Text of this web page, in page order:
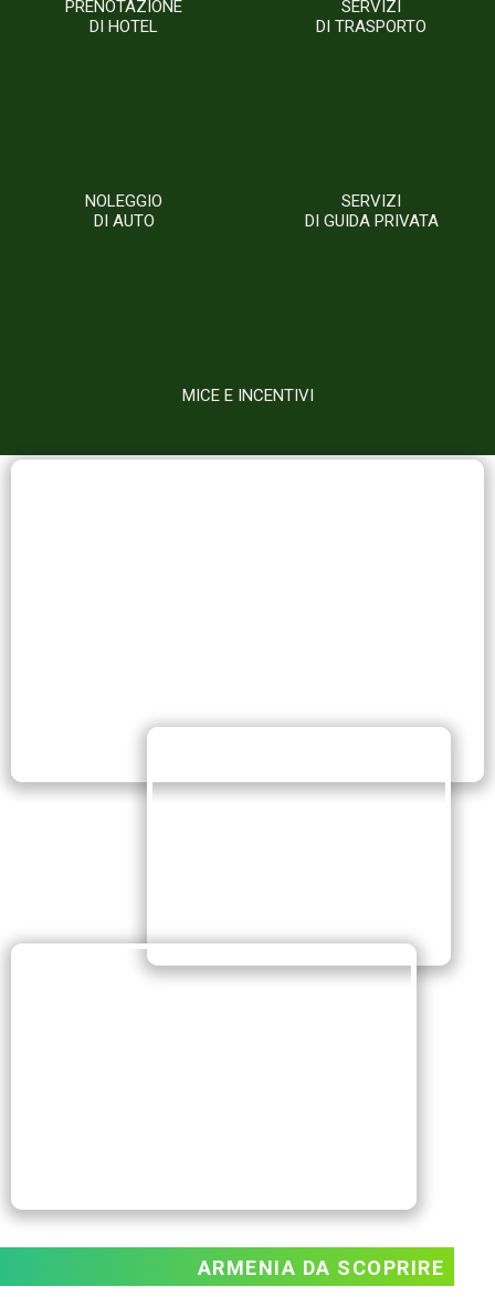
PRENOTAZIONE
DI HOTEL
SERVIZI
DI TRASPORTO
NOLEGGIO
DI AUTO
SERVIZI
DI GUIDA PRIVATA
MICE E INCENTIVI
ARMENIA DA SCOPRIRE